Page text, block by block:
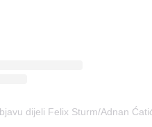
dijeli Felix Sturm/Adnan